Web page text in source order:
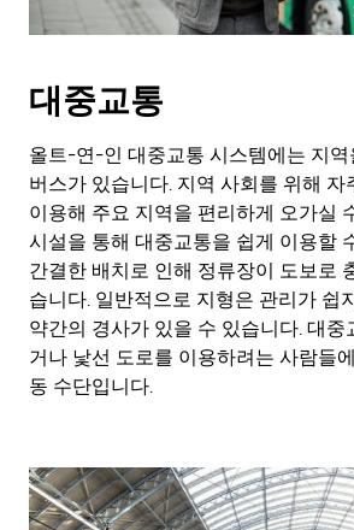
대중교통
올트-연-인 대중교통 시스템에는 지역
버스가 있습니다. 지역 사회를 위해 자
이용해 주요 지역을 편리하게 오가실
시설을 통해 대중교통을 쉽게 이용할
간결한 배치로 인해 정류장이 도보로
습니다. 일반적으로 지형은 관리가 쉽
약간의 경사가 있을 수 있습니다. 대
거나 낯선 도로를 이용하려는 사람들
동 수단입니다.